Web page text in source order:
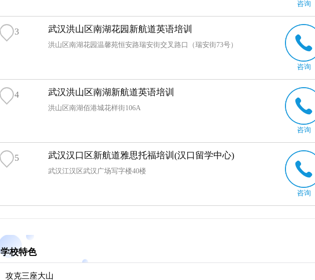
咨询
3 武汉洪山区南湖花园新航道英语培训
洪山区南湖花园温馨苑恒安路瑞安街交叉路口（瑞安街73号）
咨询
4 武汉洪山区南湖新航道英语培训
洪山区南湖佰港城花样街106A
咨询
5 武汉汉口区新航道雅思托福培训(汉口留学中心)
武汉江汉区武汉广场写字楼40楼
咨询
学校特色
攻克三座大山